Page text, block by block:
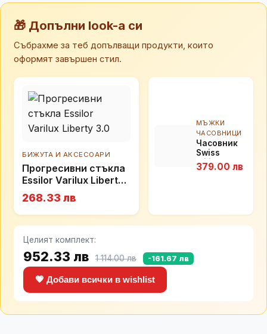
🎁 Допълни look-а си
Събрахме за теб допълващи продукти, които
оформят завършен стил.
БИЖУТА И АКСЕСОАРИ
Прогресивни стъкла
Essilor Varilux Liberty
3.0
268.33 лв
МЪЖКИ
ЧАСОВНИЦИ
Часовник
Swiss
Military by
Chrono
379.00 лв
Целият комплект:
952.33 лв 1 114.00 лв -161.67 лв
💗 Добави всички в wishlist